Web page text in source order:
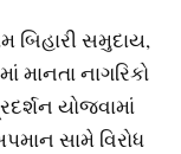
બિહારી સમુદાય,
નાગરિકો
યોજવામાં
સામે વિરોધ